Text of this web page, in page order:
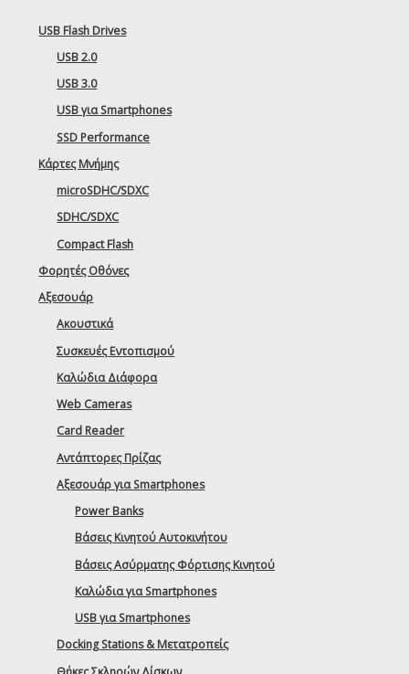
USB Flash Drives
USB 2.0
USB 3.0
USB για Smartphones
SSD Performance
Κάρτες Μνήμης
microSDHC/SDXC
SDHC/SDXC
Compact Flash
Φορητές Οθόνες
Αξεσουάρ
Ακουστικά
Συσκευές Εντοπισμού
Καλώδια Διάφορα
Web Cameras
Card Reader
Αντάπτορες Πρίζας
Αξεσουάρ για Smartphones
Power Banks
Βάσεις Κινητού Αυτοκινήτου
Βάσεις Ασύρματης Φόρτισης Κινητού
Καλώδια για Smartphones
USB για Smartphones
Docking Stations & Μετατροπείς